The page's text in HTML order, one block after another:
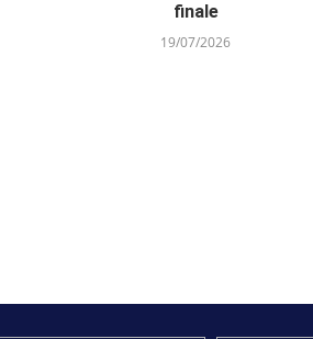
finale
19/07/2026